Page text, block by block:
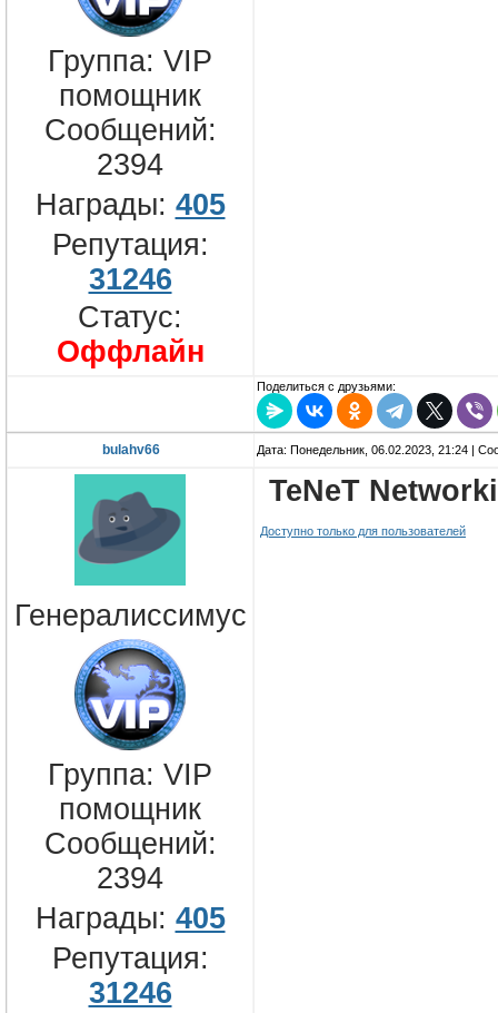
Группа: VIP
помощник
Сообщений:
2394
Награды: 405
Репутация:
31246
Статус:
Оффлайн
Поделиться с друзьями:
bulahv66 Дата: Понедельник, 06.02.2023, 21:24 |
Генералиссимус
Группа: VIP
помощник
Сообщений:
2394
Награды: 405
Репутация:
31246
TeNeT
Доступно только для пользователей